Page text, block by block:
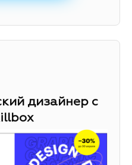
дизайнер с